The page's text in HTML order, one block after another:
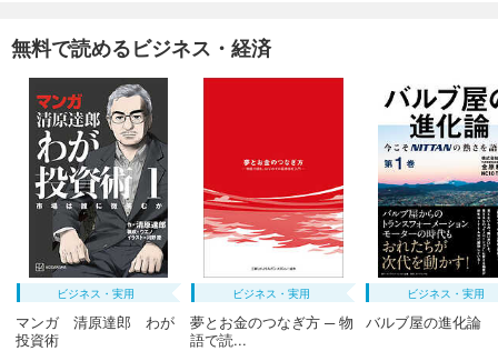
無料で読めるビジネス・経済
ビジネス・実用
マンガ 清原達郎 わが
投資術
ビジネス・実用
夢とお金のつなぎ方 ─ 物
語で読...
ビジネス・実用
バルブ屋の進化論